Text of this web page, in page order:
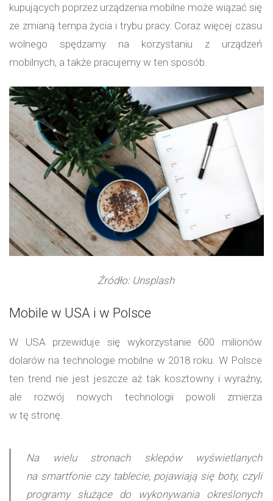
kupujących poprzez urządzenia mobilne może wiązać się
ze zmianą tempa życia i trybu pracy. Coraz więcej czasu
wolnego spędzamy na korzystaniu z urządzeń
mobilnych, a także pracujemy w ten sposób.
Źródło: Unsplash
Mobile w USA i w Polsce
W USA przewiduje się wykorzystanie 600 milionów
dolarów na technologie mobilne w 2018 roku. W Polsce
ten trend nie jest jeszcze aż tak kosztowny i wyraźny,
ale rozwój nowych technologii powoli zmierza
w tę stronę.
Na wielu stronach sklepów wyświetlanych
na smartfonie czy tablecie, pojawiają się boty, czyli
programy służące do wykonywania określonych